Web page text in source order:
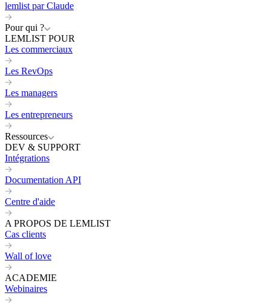
lemlist par Claude
Pour qui ?
LEMLIST POUR
Les commerciaux
Les RevOps
Les managers
Les entrepreneurs
Ressources
DEV & SUPPORT
Intégrations
Documentation API
Centre d'aide
A PROPOS DE LEMLIST
Cas clients
Wall of love
ACADEMIE
Webinaires